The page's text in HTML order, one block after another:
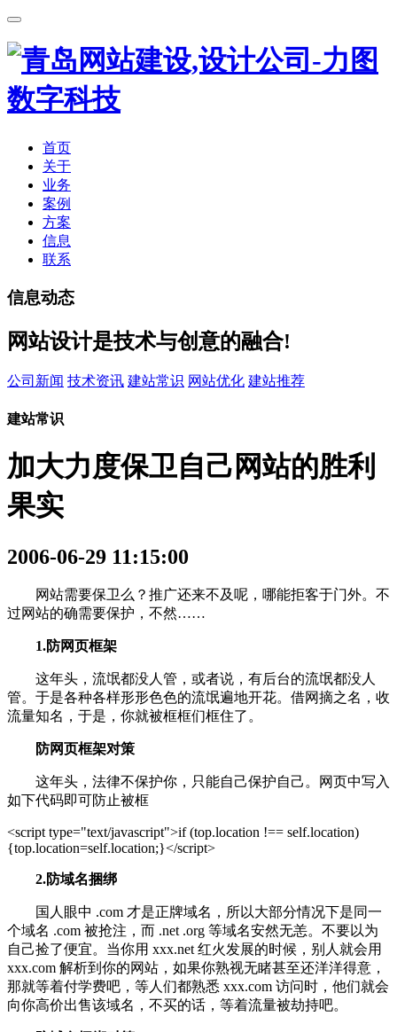
首页
关于
业务
案例
方案
信息
联系
信息动态
网站设计是技术与创意的融合!
公司新闻 技术资讯 建站常识 网站优化 建站推荐
建站常识
加大力度保卫自己网站的胜利
果实
2006-06-29 11:15:00
网站需要保卫么？推广还来不及呢，哪能拒客于门外。不
过网站的确需要保护，不然……
1.防网页框架
这年头，流氓都没人管，或者说，有后台的流氓都没人
管。于是各种各样形形色色的流氓遍地开花。借网摘之名，收
流量知名，于是，你就被框框们框住了。
防网页框架对策
这年头，法律不保护你，只能自己保护自己。网页中写入
如下代码即可防止被框
<script type="text/javascript">if (top.location !== self.location)
{top.location=self.location;}</script>
2.防域名捆绑
国人眼中 .com 才是正牌域名，所以大部分情况下是同一
个域名 .com 被抢注，而 .net .org 等域名安然无恙。不要以为
自己捡了便宜。当你用 xxx.net 红火发展的时候，别人就会用
xxx.com 解析到你的网站，如果你熟视无睹甚至还洋洋得意，
那就等着付学费吧，等人们都熟悉 xxx.com 访问时，他们就会
向你高价出售该域名，不买的话，等着流量被劫持吧。